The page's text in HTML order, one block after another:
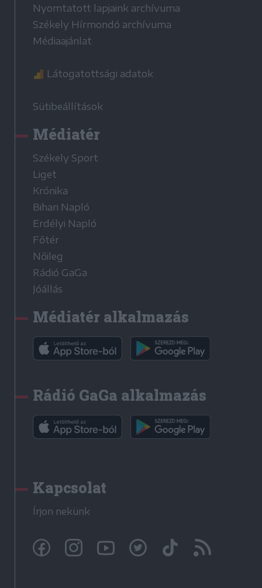
Nyomtatott lapjaink archívuma
Székely Hírmondó archívuma
Médiaajánlat
Látogatottsági adatok
Sütibeállítások
Médiatér
Székely Sport
Liget
Krónika
Bihari Napló
Erdélyi Napló
Főtér
Nőileg
Rádió GaGa
Jóállás
Médiatér alkalmazás
Rádió GaGa alkalmazás
Kapcsolat
Írjon nekünk